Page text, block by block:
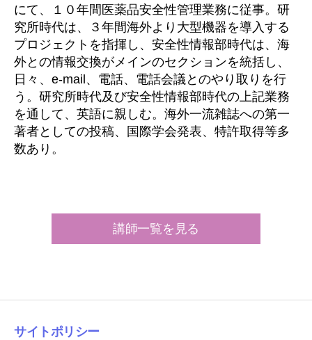
にて、１０年間医薬品安全性管理業務に従事。研
究所時代は、３年間海外より大型機器を導入する
プロジェクトを指揮し、安全性情報部時代は、海
外との情報交換がメインのセクションを統括し、
日々、e-mail、電話、電話会議とのやり取りを行
う。研究所時代及び安全性情報部時代の上記業務
を通して、英語に親しむ。海外一流雑誌への第一
著者としての投稿、国際学会発表、特許取得等多
数あり。
講師一覧を見る
サイトポリシー